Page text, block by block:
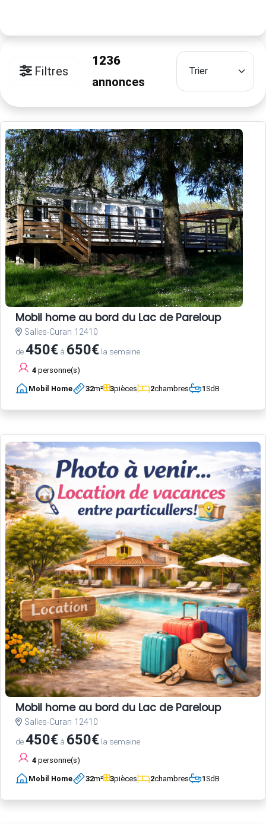
Filtres
1236
annonces
Mobil home au bord du Lac de Pareloup
Salles-Curan 12410
de450€ à 650€ la semaine
4 personne(s)
Mobil Home 32m² 3pièces 2chambres 1SdB
Mobil home au bord du Lac de Pareloup
Salles-Curan 12410
de450€ à 650€ la semaine
4 personne(s)
Mobil Home 32m² 3pièces 2chambres 1SdB